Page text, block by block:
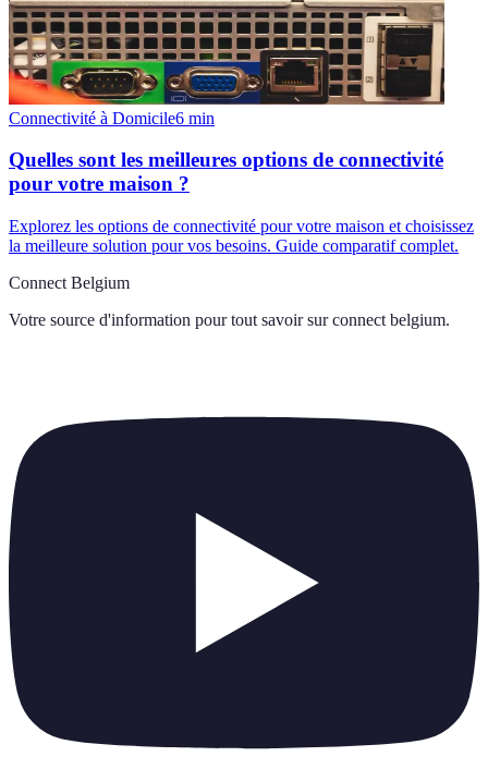
Connectivité à Domicile6 min
Quelles sont les meilleures options de connectivité
pour votre maison ?
Explorez les options de connectivité pour votre maison et choisissez
la meilleure solution pour vos besoins. Guide comparatif complet.
Connect Belgium
Votre source d'information pour tout savoir sur connect belgium.